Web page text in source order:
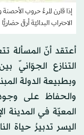
إذا قارن المرءُ حروب
الاحتراب البدائيّة أرقى حضاريًّا
أعتقد أنّ المسألة
التنازع الجوّانيّ
وبطبيعة الدولة
والحفاظ على
المعيّة في المدينة
اليسر تدبيرُ حياة